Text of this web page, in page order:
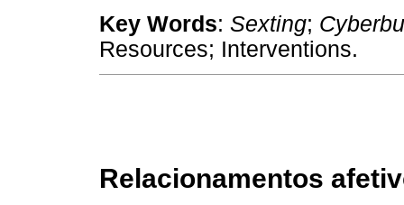
Key Words: Sexting;
Resources; Interventions.
Relacionamentos